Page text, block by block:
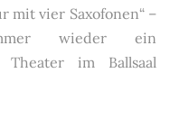
mit vier Saxofonen“ –
wieder ein
Theater im Ballsaal